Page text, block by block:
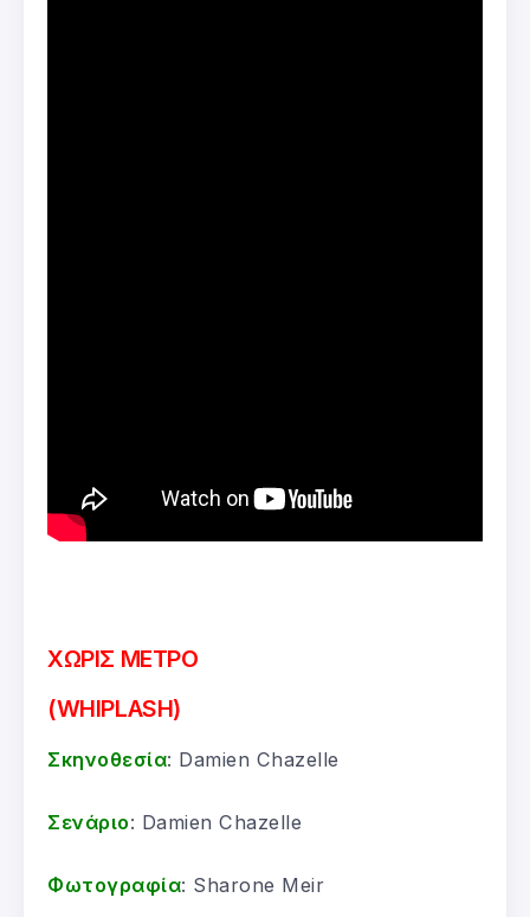
ΧΩΡΙΣ ΜΕΤΡΟ
(WHIPLASH)
Σκηνοθεσία: Damien Chazelle
Σενάριο: Damien Chazelle
Φωτογραφία: Sharone Meir